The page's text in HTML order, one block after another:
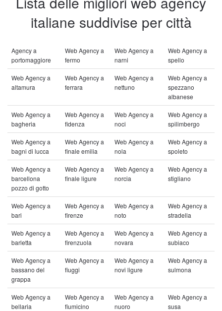
italiane suddivise per città
Agency a
portomaggiore
Web Agency a
fermo
Web Agency a
narni
Web Agency a
spello
Web Agency a
altamura
Web Agency a
ferrara
Web Agency a
nettuno
Web Agency a
spezzano
albanese
Web Agency a
bagheria
Web Agency a
fidenza
Web Agency a
noci
Web Agency a
spilimbergo
Web Agency a
bagni di lucca
Web Agency a
finale emilia
Web Agency a
nola
Web Agency a
spoleto
Web Agency a
barcellona
pozzo di gotto
Web Agency a
finale ligure
Web Agency a
norcia
Web Agency a
stigliano
Web Agency a
bari
Web Agency a
firenze
Web Agency a
noto
Web Agency a
stradella
Web Agency a
barletta
Web Agency a
firenzuola
Web Agency a
novara
Web Agency a
subiaco
Web Agency a
bassano del
grappa
Web Agency a
fiuggi
Web Agency a
novi ligure
Web Agency a
sulmona
Web Agency a
bellaria
Web Agency a
fiumicino
Web Agency a
nuoro
Web Agency a
susa